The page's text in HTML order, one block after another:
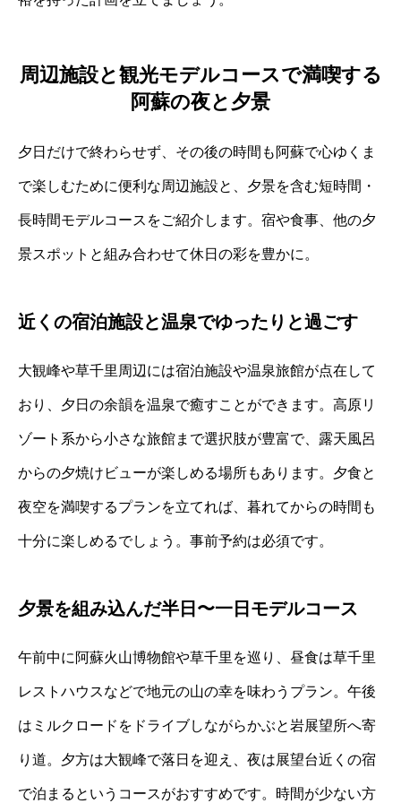
周辺施設と観光モデルコースで満喫する
阿蘇の夜と夕景
夕日だけで終わらせず、その後の時間も阿蘇で心ゆくま
で楽しむために便利な周辺施設と、夕景を含む短時間・
長時間モデルコースをご紹介します。宿や食事、他の夕
景スポットと組み合わせて休日の彩を豊かに。
近くの宿泊施設と温泉でゆったりと過ごす
大観峰や草千里周辺には宿泊施設や温泉旅館が点在して
おり、夕日の余韻を温泉で癒すことができます。高原リ
ゾート系から小さな旅館まで選択肢が豊富で、露天風呂
からの夕焼けビューが楽しめる場所もあります。夕食と
夜空を満喫するプランを立てれば、暮れてからの時間も
十分に楽しめるでしょう。事前予約は必須です。
夕景を組み込んだ半日〜一日モデルコース
午前中に阿蘇火山博物館や草千里を巡り、昼食は草千里
レストハウスなどで地元の山の幸を味わうプラン。午後
はミルクロードをドライブしながらかぶと岩展望所へ寄
り道。夕方は大観峰で落日を迎え、夜は展望台近くの宿
で泊まるというコースがおすすめです。時間が少ない方